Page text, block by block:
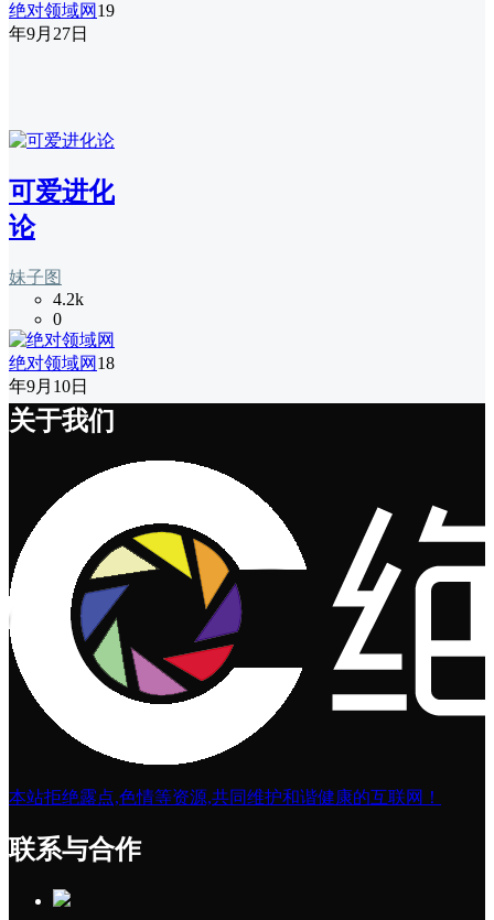
绝对领域网 19
年9月27日
可爱进化
论
妹子图
4.2k
0
绝对领域网 18
年9月10日
关于我们
本站拒绝露点,色情等资源,共同维护和谐健康的互联网！
联系与合作